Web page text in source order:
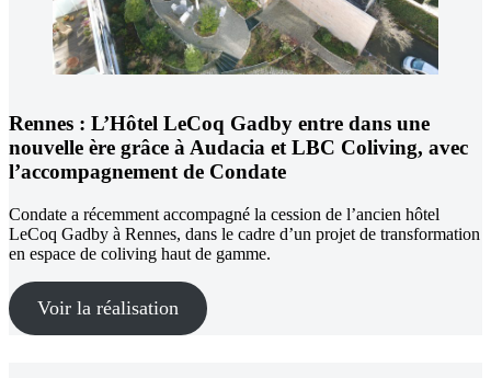
Rennes : L’Hôtel LeCoq Gadby entre dans une
nouvelle ère grâce à Audacia et LBC Coliving, avec
l’accompagnement de Condate
Condate a récemment accompagné la cession de l’ancien hôtel
LeCoq Gadby à Rennes, dans le cadre d’un projet de transformation
en espace de coliving haut de gamme.
Voir la réalisation